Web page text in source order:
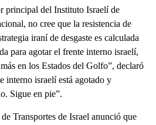
principal del Instituto Israelí de
no cree que la resistencia de
iraní de desgaste es calculada
para agotar el frente interno israelí,
en los Estados del Golfo”, declaró
interno israelí está agotado y
Sigue en pie”.
Transportes de Israel anunció que